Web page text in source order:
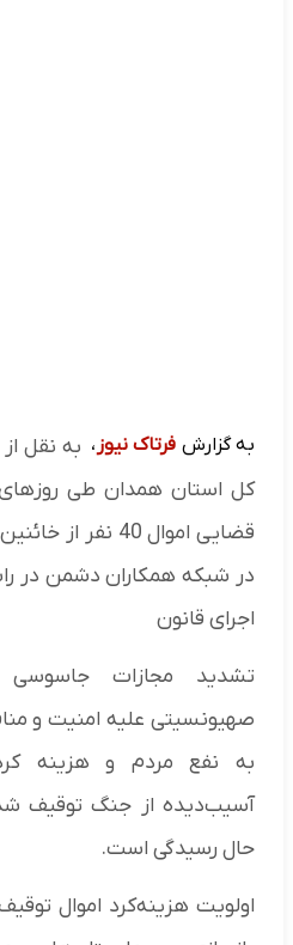
به گزارش فرتاک نیوز ، به نقل
کل استان همدان طی
قضایی اموال 40
در شبکه همکاران دشمن در
اجرای قانون
تشدید مجازات
صهیونسیتی علیه امنیت و
به نفع مردم و هزینه
آسیب‌دیده از جنگ توقیف شد
حال رسیدگی است.
اولویت هزینه‌کرد اموال